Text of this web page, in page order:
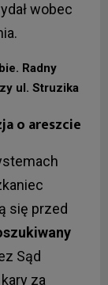
wobec
Radny
ul. Struzika
o areszcie
się przed
Sąd
za